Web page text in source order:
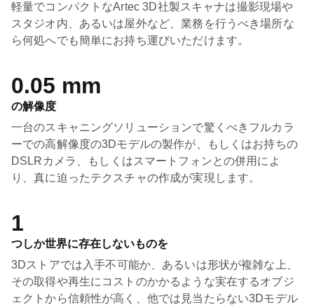
軽量でコンパクトなArtec 3D社製スキャナは撮影現場や
スタジオ内、あるいは屋外など、業務を行うべき場所な
ら何処へでも簡単にお持ち運びいただけます。
0.05 mm
の解像度
一台のスキャニングソリューションで驚くべきフルカラ
ーでの高解像度の3Dモデルの製作が、もしくはお持ちの
DSLRカメラ、もしくはスマートフォンとの併用によ
り、真に迫ったテクスチャの作成が実現します。
1
つしか世界に存在しないものを
3Dストアでは入手不可能か、あるいは形状が複雑な上、
その取得や再生にコストのかかるような実在するオブジ
ェクトから信頼性が高く、他では見当たらない3Dモデル